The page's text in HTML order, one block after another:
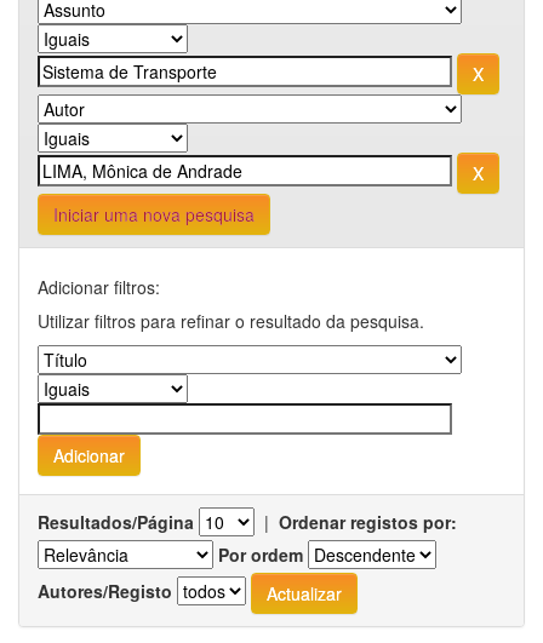
Iniciar uma nova pesquisa
Adicionar filtros:
Utilizar filtros para refinar o resultado da pesquisa.
Resultados/Página | Ordenar registos por:
Por ordem
Autores/Registo